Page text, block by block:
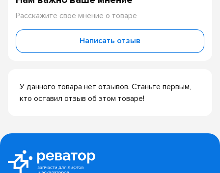
У данного товара нет отзывов. Станьте первым,
кто оставил отзыв об этом товаре!
Расскажите своё мнение о товаре
Написать отзыв